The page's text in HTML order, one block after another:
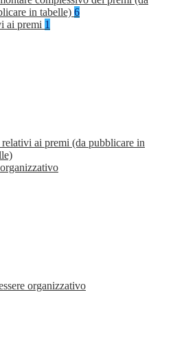
in tabelle) 6
ai premi 1
ai premi (da pubblicare in
organizzativo